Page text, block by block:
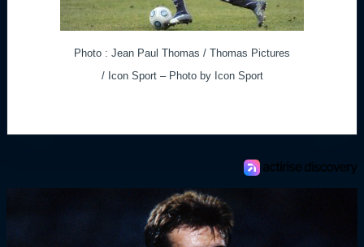
Photo : Jean Paul Thomas / Thomas Pictures
/ Icon Sport – Photo by Icon Sport